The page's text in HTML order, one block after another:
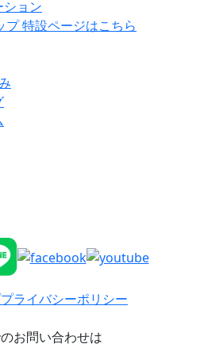
ション
プ 特設ページはこちら
プライバシーポリシー
お問い合わせは